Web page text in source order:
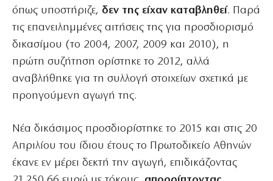
όπως υποστήριζε, δεν της είχαν καταβληθεί. Παρά
τις επανειλημμένες αιτήσεις της για προσδιορισμό
δικασίμου (το 2004, 2007, 2009 και 2010), η
πρώτη συζήτηση ορίστηκε το 2012, αλλά
αναβλήθηκε για τη συλλογή στοιχείων σχετικά με
προηγούμενη αγωγή της.
Νέα δικάσιμος προσδιορίστηκε το 2015 και στις 20
Απριλίου του ίδιου έτους το Πρωτοδικείο Αθηνών
έκανε εν μέρει δεκτή την αγωγή, επιδικάζοντας